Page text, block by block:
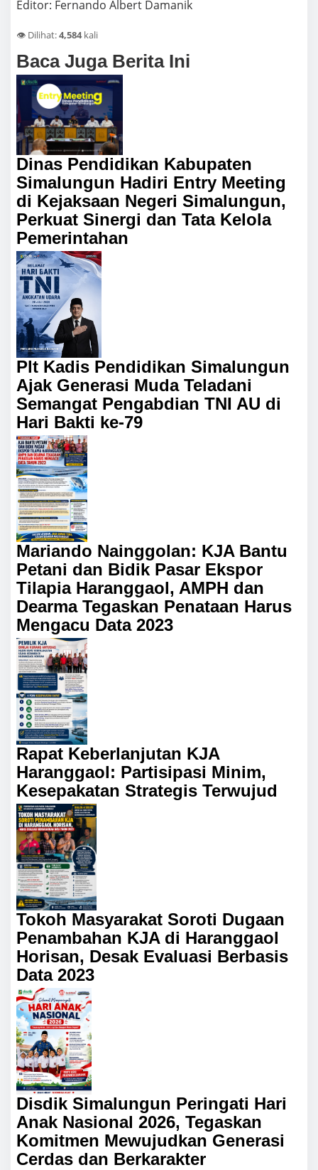
Editor: Fernando Albert Damanik
👁️ Dilihat:4,584kali
Baca Juga Berita Ini
Dinas Pendidikan Kabupaten
Simalungun Hadiri Entry Meeting
di Kejaksaan Negeri Simalungun,
Perkuat Sinergi dan Tata Kelola
Pemerintahan
Plt Kadis Pendidikan Simalungun
Ajak Generasi Muda Teladani
Semangat Pengabdian TNI AU di
Hari Bakti ke-79
Mariando Nainggolan: KJA Bantu
Petani dan Bidik Pasar Ekspor
Tilapia Haranggaol, AMPH dan
Dearma Tegaskan Penataan Harus
Mengacu Data 2023
Rapat Keberlanjutan KJA
Haranggaol: Partisipasi Minim,
Kesepakatan Strategis Terwujud
Tokoh Masyarakat Soroti Dugaan
Penambahan KJA di Haranggaol
Horisan, Desak Evaluasi Berbasis
Data 2023
Disdik Simalungun Peringati Hari
Anak Nasional 2026, Tegaskan
Komitmen Mewujudkan Generasi
Cerdas dan Berkarakter